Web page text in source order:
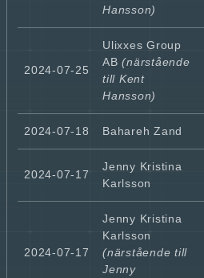
Hansson)
2024-07-25
Ulixxes Group
AB (närstående
till Kent
Hansson)
2024-07-18 Bahareh Zand
2024-07-17
Jenny Kristina
Karlsson
2024-07-17
Jenny Kristina
Karlsson
(närstående till
Jenny